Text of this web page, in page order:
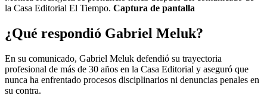
la Casa Editorial El Tiempo. Captura de pantalla
¿Qué respondió Gabriel Meluk?
En su comunicado, Gabriel Meluk defendió su trayectoria
profesional de más de 30 años en la Casa Editorial y aseguró que
nunca ha enfrentado procesos disciplinarios ni denuncias penales en
su contra.